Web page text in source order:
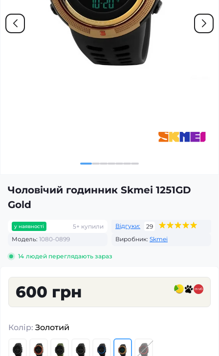
Чоловічий годинник Skmei 1251GD
Gold
у наявності 5+ купили Відгуки:
29
Модель: 1080-0899 Виробник: Skmei
14 людей переглядають зараз
600 грн
Колір: Золотий